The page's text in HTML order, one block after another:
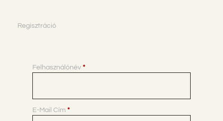
Regisztráció
Felhasználónév *
E-Mail Cím *